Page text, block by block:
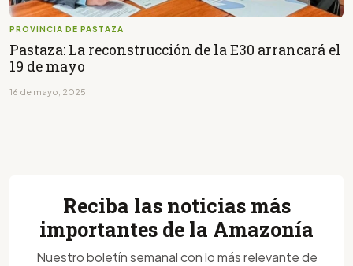
PROVINCIA DE PASTAZA
Pastaza: La reconstrucción de la E30 arrancará el
19 de mayo
16 de mayo, 2025
Reciba las noticias más
importantes de la Amazonía
Nuestro boletín semanal con lo más relevante de